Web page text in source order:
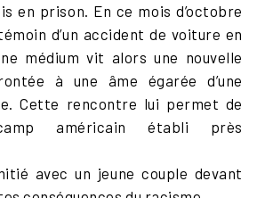
en prison. En ce mois d’octobre
d’un accident de voiture en
médium vit alors une nouvelle
à une âme égarée d’une
Cette rencontre lui permet de
américain établi près
avec un jeune couple devant